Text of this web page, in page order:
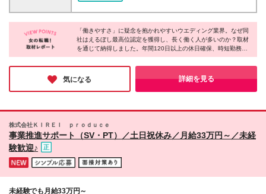
「働きやすさ」に疑念を抱かれやすいウエディング業界。なぜ同
社はえるぼし最高位認定を獲得し、長く働く人が多いのか？取材
を通じて納得しました。年間120日以上の休日確保、時短勤務な
ど。制度があるだけでなく、実際に導入し、実現させている。
「働きやすさに配慮し、仕事に集中できる環境を整える」という
業界のトップランナーとしての姿勢を、肌で感じることができま
した！
気になる 詳細を見る
株式会社ＫＩＲＥＩ ｐｒｏｄｕｃｅ
事業推進サポート（SV・PT）／土日祝休み／月給33万円～／未経
験歓迎♪
未経験でも月給33万円～